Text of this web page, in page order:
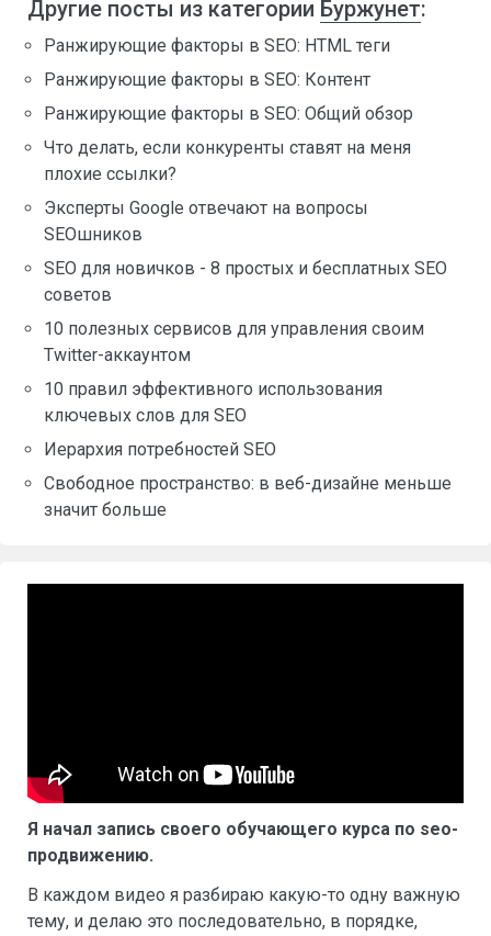
Другие посты из категории Буржунет:
Ранжирующие факторы в SEO: HTML теги
Ранжирующие факторы в SEO: Контент
Ранжирующие факторы в SEO: Общий обзор
Что делать, если конкуренты ставят на меня
плохие ссылки?
Эксперты Google отвечают на вопросы
SEOшников
SEO для новичков - 8 простых и бесплатных SEO
советов
10 полезных сервисов для управления своим
Twitter-аккаунтом
10 правил эффективного использования
ключевых слов для SEO
Иерархия потребностей SEO
Свободное пространство: в веб-дизайне меньше
значит больше
Я начал запись своего обучающего курса по seo-
продвижению.
В каждом видео я разбираю какую-то одну важную
тему, и делаю это последовательно, в порядке,